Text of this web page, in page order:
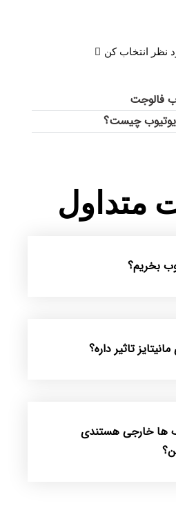
نظر انتخاب کن
فالوجت​
یوتیوب چیست؟
متداول
بخریم؟
تاثیر داره؟
ها خارجی هستندی